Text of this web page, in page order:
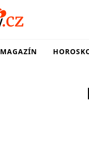
MAGAZÍN